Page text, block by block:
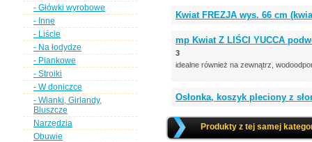
- Główki wyrobowe
- Inne
- Liście
- Na łodydze
- Piankowe
- Stroiki
- W doniczce
- Wianki, Girlandy,
Bluszcze
Narzędzia
Obuwie
Kwiat FREZJA wys. 66 cm
mp Kwiat Z LIŚCI YUCCA
3
idealne również na zewnątrz,
Osłonka, koszyk pleciony z
Produkty z tej samej